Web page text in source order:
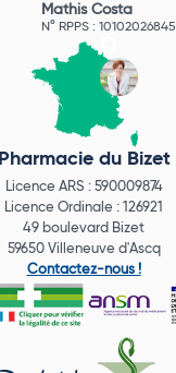
Mathis Costa
N° RPPS : 10102026845
Pharmacie du Bizet
Licence ARS : 590009874
Licence Ordinale : 126921
49 boulevard Bizet
59650 Villeneuve d'Ascq
Contactez-nous !